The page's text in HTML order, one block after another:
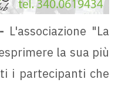
L'associazione "La
la sua più
i partecipanti che